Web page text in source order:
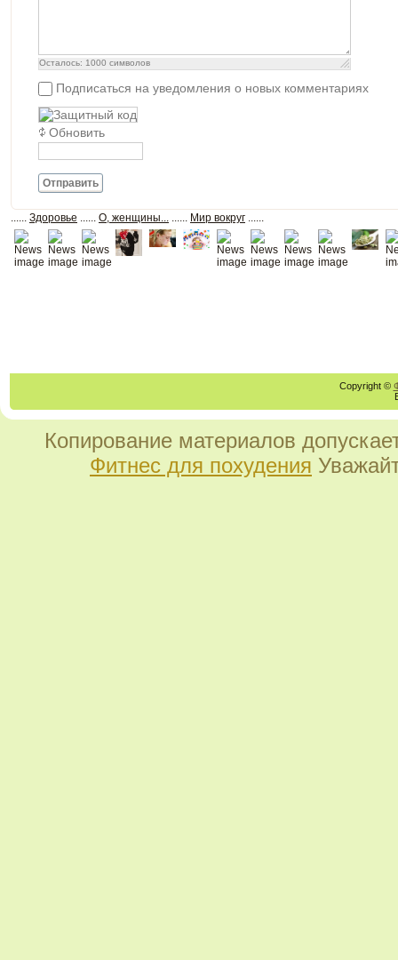
Осталось: 1000 символов
Подписаться на уведомления о новых комментариях
Обновить
Отправить
...... Здоровье ...... О, женщины... ...... Мир вокруг ......
Copyright ©
Копирование материалов
Фитнес для похудения